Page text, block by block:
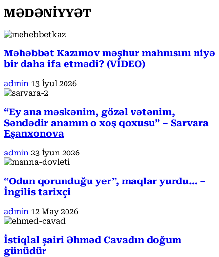
MƏDƏNİYYƏT
Məhəbbət Kazımov məşhur mahnısını niyə
bir daha ifa etmədi? (VİDEO)
admin 13 İyul 2026
“Ey ana məskənim, gözəl vətənim,
Səndədir anamın o xoş qoxusu” – Sarvara
Eşanxonova
admin 23 İyun 2026
“Odun qorunduğu yer”, maqlar yurdu… –
İngilis tarixçi
admin 12 May 2026
İstiqlal şairi Əhməd Cavadın doğum
günüdür